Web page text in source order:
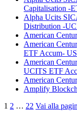
Capitalisation -
Alpha Ucits
Distribution -
American
American
ETF Accum-
American
UCITS ETF
American
Amplify
1 2 … 22 Vai alla